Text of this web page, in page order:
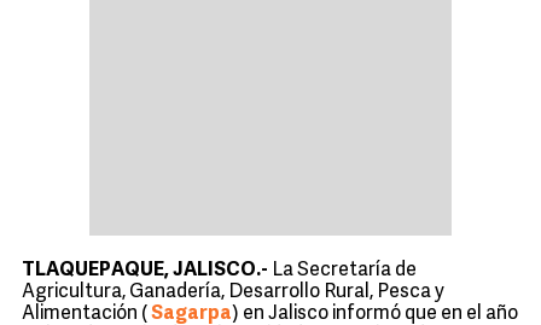
TLAQUEPAQUE, JALISCO.- La Secretaría de
Agricultura, Ganadería, Desarrollo Rural, Pesca y
Alimentación ( Sagarpa) en Jalisco informó que en el año